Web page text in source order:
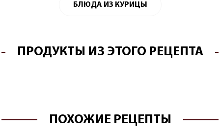
БЛЮДА ИЗ КУРИЦЫ
ПРОДУКТЫ ИЗ ЭТОГО РЕЦЕПТА
ПОХОЖИЕ РЕЦЕПТЫ